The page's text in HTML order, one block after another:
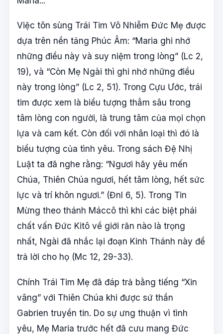
Việc tôn sùng Trái Tim Vô Nhiễm Đức Mẹ được
dựa trên nền tảng Phúc Âm: “Maria ghi nhớ
những điều này và suy niệm trong lòng” (Lc 2,
19), và “Còn Mẹ Ngài thì ghi nhớ những điều
này trong lòng” (Lc 2, 51). Trong Cựu Ước, trái
tim được xem là biểu tượng thẳm sâu trong
tâm lòng con người, là trung tâm của mọi chọn
lựa và cam kết. Còn đối với nhân loại thì đó là
biểu tượng của tình yêu. Trong sách Đệ Nhị
Luật ta đã nghe rằng: “Ngươi hãy yêu mến
Chúa, Thiên Chúa ngươi, hết tâm lòng, hết sức
lực và trí khôn ngươi.” (Đnl 6, 5). Trong Tin
Mừng theo thánh Máccô thì khi các biệt phái
chất vấn Đức Kitô về giới răn nào là trọng
nhất, Ngài đã nhắc lại đoạn Kinh Thánh này để
trả lời cho họ (Mc 12, 29-33).
Chính Trái Tim Mẹ đã đáp trả bằng tiếng “Xin
vâng” với Thiên Chúa khi được sứ thần
Gabrien truyền tin. Do sự ưng thuận vì tình
yêu, Mẹ Maria trước hết đã cưu mang Đức